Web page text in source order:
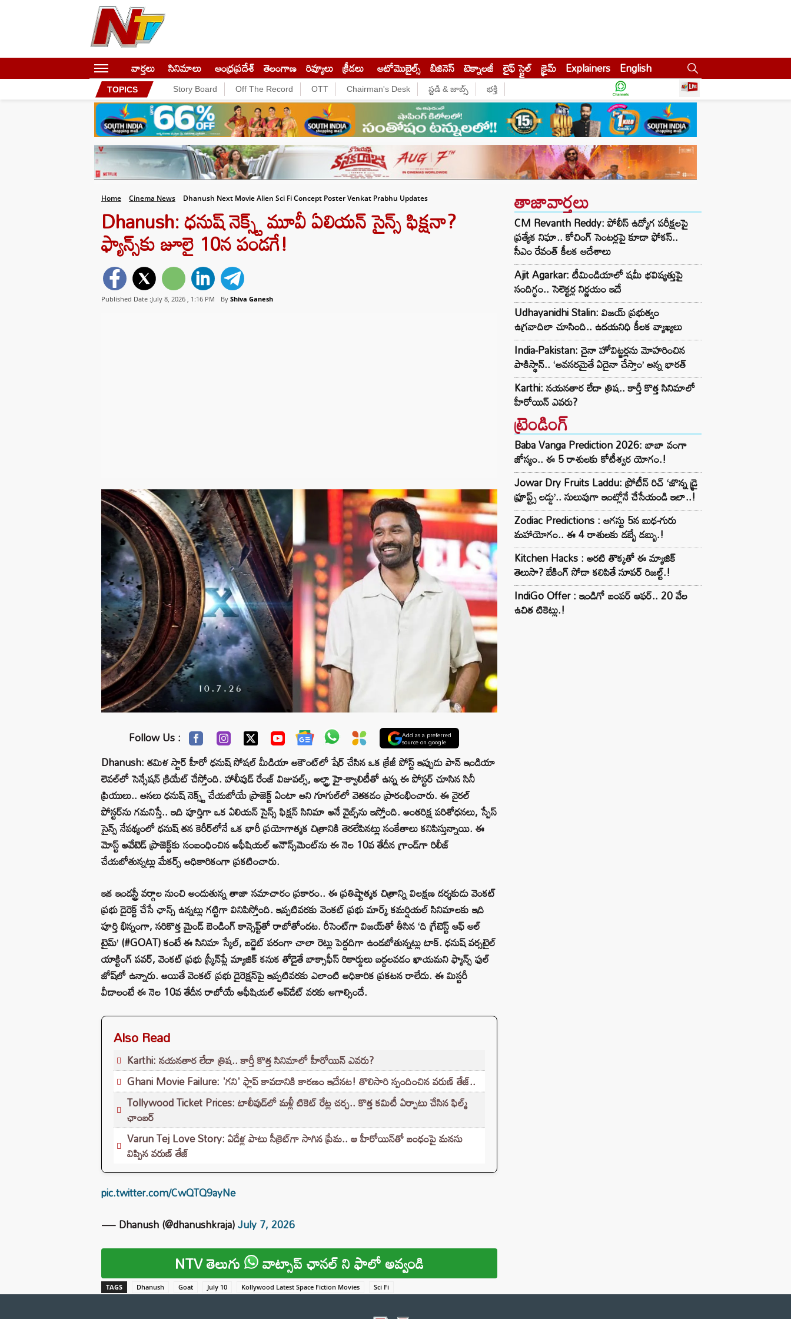
వార్తలు సినిమాలు ఆంధ్రప్రదేశ్ తెలంగాణ రివ్యూలు క్రీడలు ఆటోమొబైల్స్ బిజినెస్‌ టెక్నాలజీ లైఫ్ స్టైల్ క్రైమ్ Explainers English
TOPICS Story Board Off The Record OTT Chairman's Desk స్టడీ & జాబ్స్ భక్తి
Home Cinema News Dhanush Next Movie Alien Sci Fi Concept Poster Venkat Prabhu Updates
Dhanush: ధనుష్ నెక్స్ట్ మూవీ ఏలియన్ సైన్స్ ఫిక్షనా?
ఫ్యాన్స్‌కు జూలై 10న పండగే!
Published Date :July 8, 2026 , 1:16 PM By Shiva Ganesh
Follow Us : Add as a preferred
source on google
Dhanush: తమిళ స్టార్ హీరో ధనుష్ సోషల్ మీడియా అకౌంట్‌లో షేర్ చేసిన ఒక క్రేజీ పోస్ట్ ఇప్పుడు పాన్ ఇండియా
లెవల్‌లో సెన్సేషన్ క్రియేట్ చేస్తోంది. హాలీవుడ్ రేంజ్ విజువల్స్, అల్ట్రా హై-క్వాలిటీతో ఉన్న ఈ పోస్టర్ చూసిన సినీ
ప్రియులు.. అసలు ధనుష్ నెక్స్ట్ చేయబోయే ప్రాజెక్ట్ ఏంటా అని గూగుల్‌లో వెతకడం ప్రారంభించారు. ఈ వైరల్
పోస్టర్‌ను గమనిస్తే.. ఇది పూర్తిగా ఒక ఏలియన్ సైన్స్ ఫిక్షన్ సినిమా అనే వైబ్స్‌ను ఇస్తోంది. అంతరిక్ష పరిశోధనలు, స్పేస్
సైన్స్ నేపథ్యంలో ధనుష్ తన కెరీర్‌లోనే ఒక భారీ ప్రయోగాత్మక చిత్రానికి తెరలేపినట్లు సంకేతాలు కనిపిస్తున్నాయి. ఈ
మోస్ట్ అవేటెడ్ ప్రాజెక్ట్‌కు సంబంధించిన అఫీషియల్ అనౌన్స్‌మెంట్‌ను ఈ నెల 10వ తేదీన గ్రాండ్‌గా రిలీజ్
చేయబోతున్నట్లు మేకర్స్ అధికారికంగా ప్రకటించారు.
ఇక ఇండస్ట్రీ వర్గాల నుంచి అందుతున్న తాజా సమాచారం ప్రకారం.. ఈ ప్రతిష్టాత్మక చిత్రాన్ని విలక్షణ దర్శకుడు వెంకట్
ప్రభు డైరెక్ట్ చేసే ఛాన్స్ ఉన్నట్లు గట్టిగా వినిపిస్తోంది. ఇప్పటివరకు వెంకట్ ప్రభు మార్క్ కమర్షియల్ సినిమాలకు ఇది
పూర్తి భిన్నంగా, సరికొత్త మైండ్ బెండింగ్ కాన్సెప్ట్‌తో రాబోతోందట. రీసెంట్‌గా విజయ్‌తో తీసిన ‘ది గ్రేటెస్ట్ ఆఫ్ ఆల్
టైమ్’ (#GOAT) కంటే ఈ సినిమా స్కేల్, బడ్జెట్ పరంగా చాలా రెట్లు పెద్దదిగా ఉండబోతున్నట్లు టాక్. ధనుష్ వర్సటైల్
యాక్టింగ్ పవర్, వెంకట్ ప్రభు స్క్రీన్‌ప్లే మ్యాజిక్ కనుక తోడైతే బాక్సాఫీస్ రికార్డులు బద్దలవడం ఖాయమని ఫ్యాన్స్ ఫుల్
జోష్‌లో ఉన్నారు. అయితే వెంకట్ ప్రభు డైరెక్షన్‌పై ఇప్పటివరకు ఎలాంటి అధికారిక ప్రకటన రాలేదు. ఈ మిస్టరీ
వీడాలంటే ఈ నెల 10వ తేదీన రాబోయే అఫీషియల్ అప్‌డేట్ వరకు ఆగాల్సిందే.
Also Read
Karthi: నయనతార లేదా త్రిష.. కార్తీ కొత్త సినిమాలో హీరోయిన్ ఎవరు?
Ghani Movie Failure: 'గని' ఫ్లాప్‌ కావడానికి కారణం ఇదేనట! తొలిసారి స్పందించిన వరుణ్ తేజ్..
Tollywood Ticket Prices: టాలీవుడ్‌లో మళ్లీ టికెట్‌ రేట్ల చర్చ.. కొత్త కమిటీ ఏర్పాటు చేసిన ఫిల్మ్‌
ఛాంబర్‌
Varun Tej Love Story: ఏడేళ్ల పాటు సీక్రెట్‌గా సాగిన ప్రేమ.. ఆ హీరోయిన్‌తో బంధంపై మనసు
విప్పిన వరుణ్ తేజ్
pic.twitter.com/CwQTQ9ayNe
— Dhanush (@dhanushkraja)July 7, 2026
NTV తెలుగు వాట్సాప్ ఛానల్ ని ఫాలో అవ్వండి
TAGS Dhanush Goat July 10 Kollywood Latest Space Fiction Movies Sci Fi
తాజావార్తలు
CM Revanth Reddy: పోలీస్ ఉద్యోగ పరీక్షలపై
ప్రత్యేక నిఘా.. కోచింగ్ సెంటర్లపై కూడా ఫోకస్..
సీఎం రేవంత్ కీలక ఆదేశాలు
Ajit Agarkar: టీమిండియాలో షమీ భవిష్యత్తుపై
సందిగ్ధం.. సెలెక్టర్ల నిర్ణయం ఇదే
Udhayanidhi Stalin: విజయ్ ప్రభుత్వం
ఉగ్రవాదిలా చూసింది.. ఉదయనిధి కీలక వ్యాఖ్యలు
India-Pakistan: చైనా హోవిట్జర్లను మోహరించిన
పాకిస్థాన్.. ‘అవసరమైతే ఏదైనా చేస్తాం’ అన్న భారత్
Karthi: నయనతార లేదా త్రిష.. కార్తీ కొత్త సినిమాలో
హీరోయిన్ ఎవరు?
ట్రెండింగ్‌
Baba Vanga Prediction 2026: బాబా వంగా
జోస్యం.. ఈ 5 రాశులకు కోటీశ్వర యోగం.!
Jowar Dry Fruits Laddu: ప్రోటీన్ రిచ్ ‘జొన్న డ్రై
ఫ్రూప్ట్స్ లడ్డు’.. సులువుగా ఇంట్లోనే చేసేయండి ఇలా..!
Zodiac Predictions : ఆగస్టు 5న బుధ-గురు
మహాయోగం.. ఈ 4 రాశులకు డబ్బే డబ్బు.!
Kitchen Hacks : అరటి తొక్కతో ఈ మ్యాజిక్
తెలుసా? బేకింగ్ సోడా కలిపితే సూపర్ రిజల్ట్.!
IndiGo Offer : ఇండిగో బంపర్ ఆఫర్.. 20 వేల
ఉచిత టికెట్లు.!